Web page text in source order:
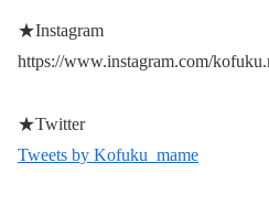
★Instagram
https://www.instagram.com/
★Twitter
Tweets by Kofuku_mame